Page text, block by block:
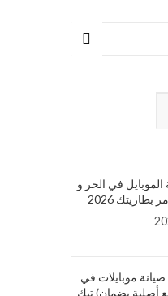
في الحر و
موبايلات في
أصلية بضمان) تيك